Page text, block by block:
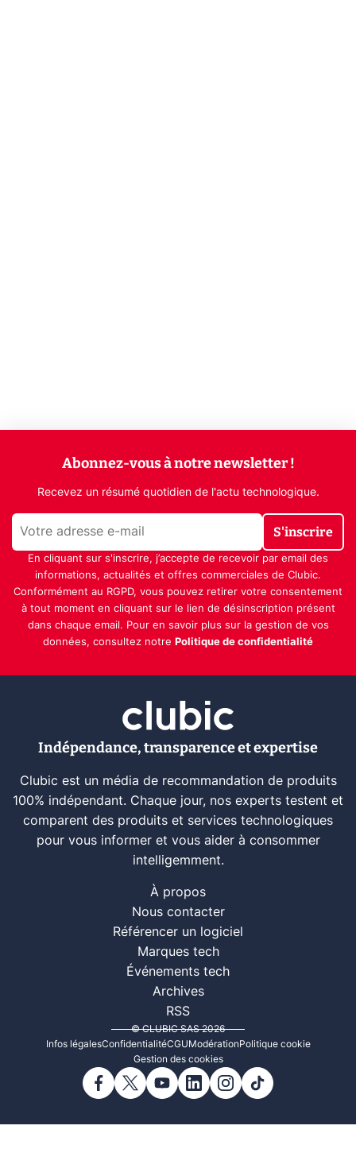
Abonnez-vous à notre newsletter !
Recevez un résumé quotidien de l'actu technologique.
S'inscrire
En cliquant sur s'inscrire, j’accepte de recevoir par email des
informations, actualités et offres commerciales de Clubic.
Conformément au RGPD, vous pouvez retirer votre consentement
à tout moment en cliquant sur le lien de désinscription présent
dans chaque email. Pour en savoir plus sur la gestion de vos
données, consultez notre Politique de confidentialité
Indépendance, transparence et expertise
Clubic est un média de recommandation de produits
100% indépendant. Chaque jour, nos experts testent et
comparent des produits et services technologiques
pour vous informer et vous aider à consommer
intelligemment.
À propos
Nous contacter
Référencer un logiciel
Marques tech
Événements tech
Archives
RSS
© CLUBIC SAS 2026
Infos légalesConfidentialitéCGUModérationPolitique cookie
Gestion des cookies